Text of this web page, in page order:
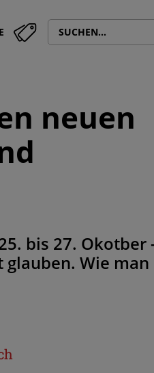
neuen
bis 27. Okotber
Wie